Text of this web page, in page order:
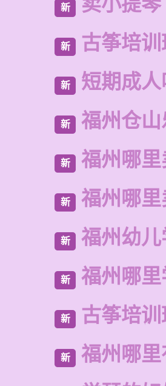
新
新 古筝培
新 短期成
新 福州仓
新 福州哪
新 福州哪
新 福州幼
新 福州哪
新 古筝培
新
福州哪